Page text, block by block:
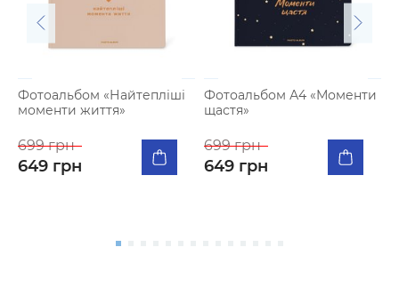
Фотоальбом «Найтепліші
моменти життя»
699 грн
649 грн
Фотоальбом А4 «Моменти
щастя»
699 грн
649 грн